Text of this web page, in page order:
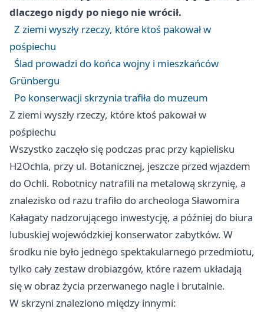
dlaczego nigdy po niego nie wrócił.
Z ziemi wyszły rzeczy, które ktoś pakował w
pośpiechu
Ślad prowadzi do końca wojny i mieszkańców
Grünbergu
Po konserwacji skrzynia trafiła do muzeum
Z ziemi wyszły rzeczy, które ktoś pakował w
pośpiechu
Wszystko zaczęło się podczas prac przy kąpielisku
H2Ochla, przy ul. Botanicznej, jeszcze przed wjazdem
do Ochli. Robotnicy natrafili na metalową skrzynię, a
znalezisko od razu trafiło do archeologa Sławomira
Kałagaty nadzorującego inwestycję, a później do biura
lubuskiej wojewódzkiej konserwator zabytków. W
środku nie było jednego spektakularnego przedmiotu,
tylko cały zestaw drobiazgów, które razem układają
się w obraz życia przerwanego nagle i brutalnie.
W skrzyni znaleziono między innymi: